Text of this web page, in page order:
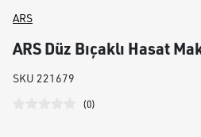
ARS
ARS Düz Bıçaklı Hasat
SKU 221679
(0)